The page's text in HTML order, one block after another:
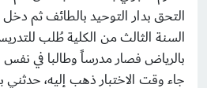
التحق بدار التوحيد بالطائف ثم
السنة الثالث من الكلية طُلب
بالرياض فصار مدرساً وطالبا في
جاء وقت الاختبار ذهب إليه،